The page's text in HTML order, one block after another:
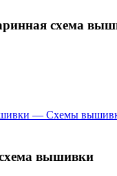
схема
схема вышивки